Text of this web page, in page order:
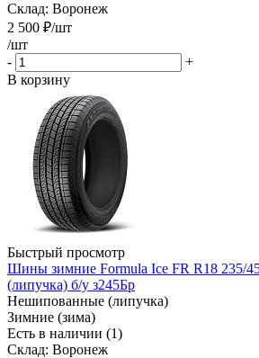
Склад: Воронеж
2 500 ₽/шт
/шт
-
+
В корзину
Быстрый просмотр
Шины зимние Formula Ice FR R18 235/
(липучка) б/у з245Бр
Нешипованные (липучка)
Зимние (зима)
Есть в наличии (1)
Склад: Воронеж